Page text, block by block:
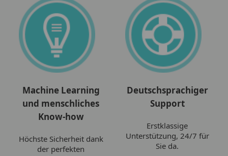
Machine Learning
und menschliches
Know-how
Höchste Sicherheit dank
der perfekten
Deutschsprachiger
Support
Erstklassige
Unterstützung, 24/7 für
Sie da.